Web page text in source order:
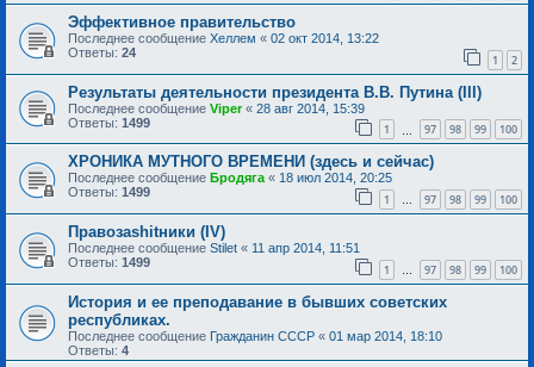
Эффективное правительство
Последнее сообщение Хеллем « 02 окт 2014, 13:22
Ответы: 24 1 2
Результаты деятельности президента В.В. Путина (III)
Последнее сообщение Viper« 28 авг 2014, 15:39
Ответы: 1499 1 97 98 99 100
ХРОНИКА МУТНОГО ВРЕМЕНИ (здесь и сейчас)
Последнее сообщение Бродяга « 18 июл 2014, 20:25
Ответы: 1499 1 … 97 98 99 100
Правозаshitники (IV)
Последнее сообщение Stilet « 11 апр 2014, 11:51
Ответы: 1499 1 … 97 98 99 100
История и ее преподавание в бывших советских
республиках.
Последнее сообщение Гражданин СССР « 01 мар 2014, 18:10
Ответы: 4